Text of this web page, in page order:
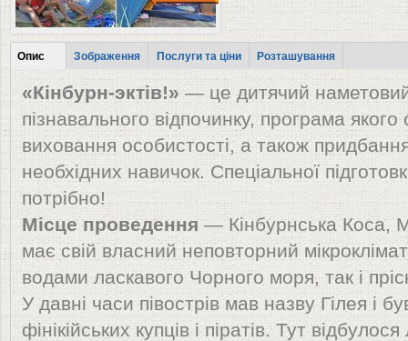
Tabs
Опис
(активна
вкладка)
Зображення Послуги та ціни Розташування
«Кінбурн-эктів!» — це дитячий
пізнавального відпочинку, програма
виховання особистості, а також
необхідних навичок. Спеціальної
потрібно!
Місце проведення— Кінбурнська Коса,
має свій власний неповторний
водами ласкавого Чорного моря, так і
У давні часи півострів мав назву Гілея і
фінікійських купців і піратів. Тут